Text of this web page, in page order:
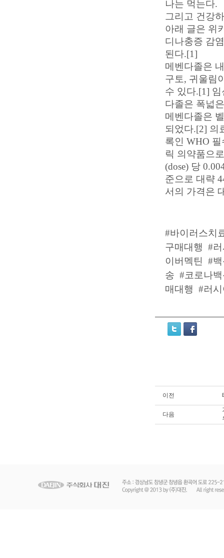
나는 먹는다.
그리고 건강
아래 글은 위
디나충증 감
된다.[1]
메벤다졸은
구토, 귀울림
수 있다.[1]
다졸은 폭넓
메벤다졸은
되었다.[2] 의
록인 WHO
릭 의약품으
(dose) 당
준으로 대략
서의 가격은
#바이러스치
구매대행 #
이버멕틴
#
송 #코로나
매대행 #러
이전
다음